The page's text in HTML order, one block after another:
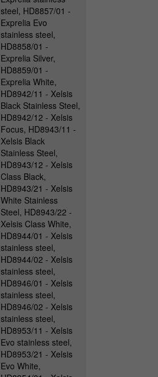
steel, HD8857/01 -
Exprelia Evo
stainless steel,
HD8858/01 -
Exprelia Silver,
HD8859/01 -
Exprelia White,
HD8942/11 - Xelsis
Black Stainless Steel,
HD8942/12 - Xelsis
Focus, HD8943/11 -
Xelsis Black
Stainless Steel,
HD8943/12 - Xelsis
Class Black,
HD8943/21 - Xelsis
White Stainless
Steel, HD8943/22 -
Xelsis Class White,
HD8944/01 - Xelsis
stainless steel,
HD8944/02 - Xelsis
stainless steel,
HD8946/01 - Xelsis
stainless steel,
HD8946/02 - Xelsis
stainless steel,
HD8953/11 - Xelsis
Evo stainless steel,
HD8953/21 - Xelsis
Evo White,